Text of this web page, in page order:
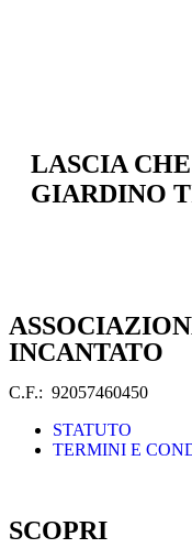
LASCIA
GIARDINO
INCANTATO
C.F.: 92057460450
STATUTO
TERMINI E
SCOPRI